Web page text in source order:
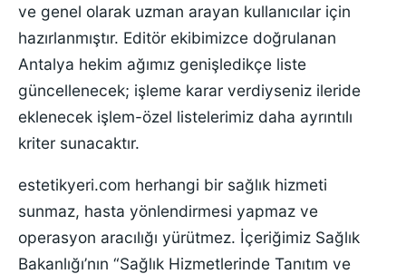
ve genel olarak uzman arayan kullanıcılar için
hazırlanmıştır. Editör ekibimizce doğrulanan
Antalya hekim ağımız genişledikçe liste
güncellenecek; işleme karar verdiyseniz ileride
eklenecek işlem-özel listelerimiz daha ayrıntılı
kriter sunacaktır.
estetikyeri.com herhangi bir sağlık hizmeti
sunmaz, hasta yönlendirmesi yapmaz ve
operasyon aracılığı yürütmez. İçeriğimiz Sağlık
Bakanlığı’nın “Sağlık Hizmetlerinde Tanıtım ve